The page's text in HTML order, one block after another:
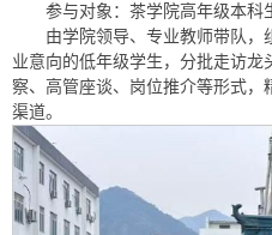
参与对象：茶学院高年级本科
由学院领导、专业教师带队
业意向的低年级学生，分批走访
察、高管座谈、岗位推介等形式，
渠道。